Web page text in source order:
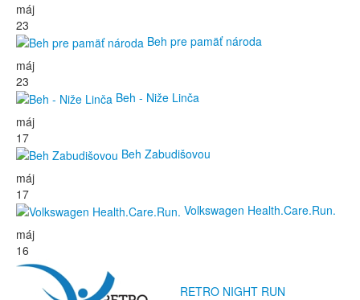
máj
23
Beh pre pamäť národa
máj
23
Beh - Niže Linča
máj
17
Beh Zabudišovou
máj
17
Volkswagen Health.Care.Run.
máj
16
RETRO NIGHT RUN